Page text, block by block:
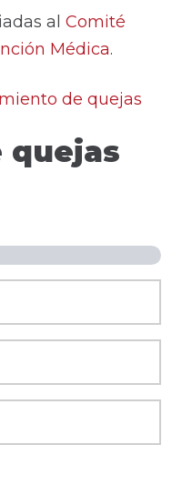
al Comité
Médica.
de quejas
quejas